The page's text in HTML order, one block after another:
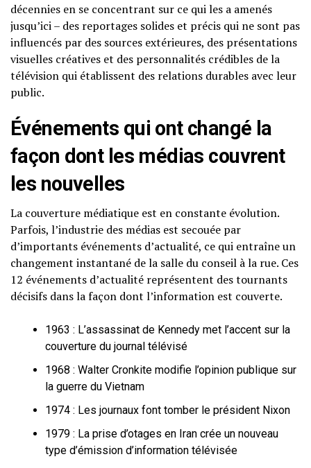
décennies en se concentrant sur ce qui les a amenés
jusqu’ici – des reportages solides et précis qui ne sont pas
influencés par des sources extérieures, des présentations
visuelles créatives et des personnalités crédibles de la
télévision qui établissent des relations durables avec leur
public.
Événements qui ont changé la
façon dont les médias couvrent
les nouvelles
La couverture médiatique est en constante évolution.
Parfois, l’industrie des médias est secouée par
d’importants événements d’actualité, ce qui entraîne un
changement instantané de la salle du conseil à la rue. Ces
12 événements d’actualité représentent des tournants
décisifs dans la façon dont l’information est couverte.
1963 : L’assassinat de Kennedy met l’accent sur la
couverture du journal télévisé
1968 : Walter Cronkite modifie l’opinion publique sur
la guerre du Vietnam
1974 : Les journaux font tomber le président Nixon
1979 : La prise d’otages en Iran crée un nouveau
type d’émission d’information télévisée